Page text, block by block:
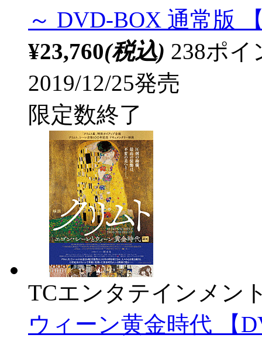
～ DVD-BOX 通常版
¥23,760(税込) 238ポ
2019/12/25発売
限定数終了
TCエンタテインメン
ウィーン黄金時代 【